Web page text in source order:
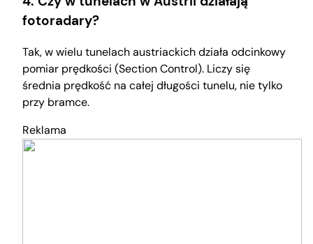
fotoradary?
Tak, w wielu tunelach austriackich działa odcinkowy
pomiar prędkości (Section Control). Liczy się
średnia prędkość na całej długości tunelu, nie tylko
przy bramce.
Reklama